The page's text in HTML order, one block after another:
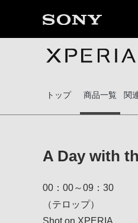
トップ 商品一覧 関
A Day with
00：00～09：30
（テロップ）
Shot on XPERIA